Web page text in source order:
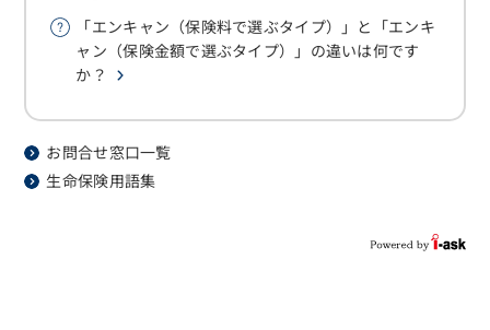
「エンキャン（保険料で選ぶタイプ）」と「エンキ
ャン（保険金額で選ぶタイプ）」の違いは何です
か？
お問合せ窓口一覧
生命保険用語集